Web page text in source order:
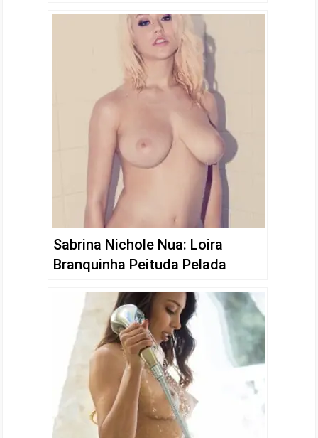
Sabrina Nichole Nua: Loira
Branquinha Peituda Pelada